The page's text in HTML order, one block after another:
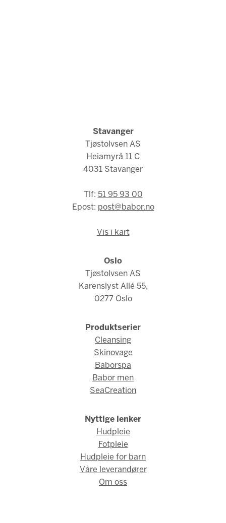
Stavanger
Tjøstolvsen AS
Heiamyrå 11 C
4031 Stavanger
Tlf: 51 95 93 00
Epost: post@babor.no
Vis i kart
Oslo
Tjøstolvsen AS
Karenslyst Allé 55,
0277 Oslo
Produktserier
Cleansing
Skinovage
Baborspa
Babor men
SeaCreation
Nyttige lenker
Hudpleie
Fotpleie
Hudpleie for barn
Våre leverandører
Om oss